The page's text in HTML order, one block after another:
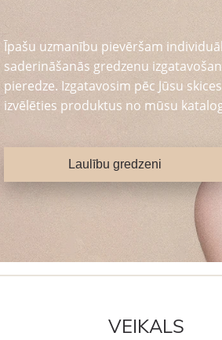
Īpašu uzmanību pievēršam
saderināšanās gredzenu
pieredze. Izgatavosim pēc Jūsu
izvēlēties produktus no mūsu
Laulību gredzeni
VEIKALS